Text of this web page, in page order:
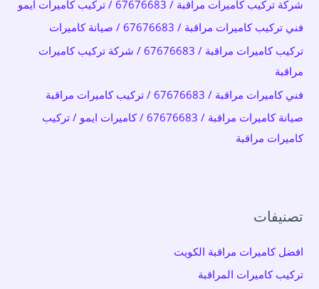
ن
:
شركة تركيب كاميرات مراقبة / 67676683 / تركيب كاميرات ايمو
فني تركيب كاميرات مراقبة / 67676683 / صيانة كاميرات
تركيب كاميرات مراقبة / 67676683 / شركة تركيب كاميرات
مراقبة
فني كاميرات مراقبة / 67676683 / تركيب كاميرات مراقبة
صيانة كاميرات مراقبة / 67676683 / كاميرات ايمو / تركيب
كاميرات مراقبة
تصنيفات
افضل كاميرات مراقبة الكويت
تركيب كاميرات المراقبة